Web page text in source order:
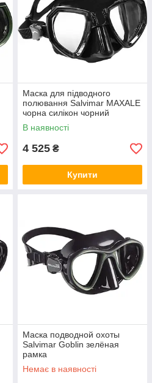
Маска для підводного
полювання Salvimar MAXALE
чорна силікон чорний
(7100BB)
В наявності
4 525 ₴
Купити
Маска подводной охоты
Salvimar Goblin зелёная
рамка
Немає в наявності